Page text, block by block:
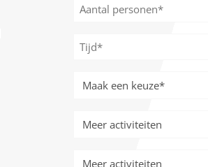
personen
Tijd
Meer
activiteiten
Meer
activiteiten
Meer